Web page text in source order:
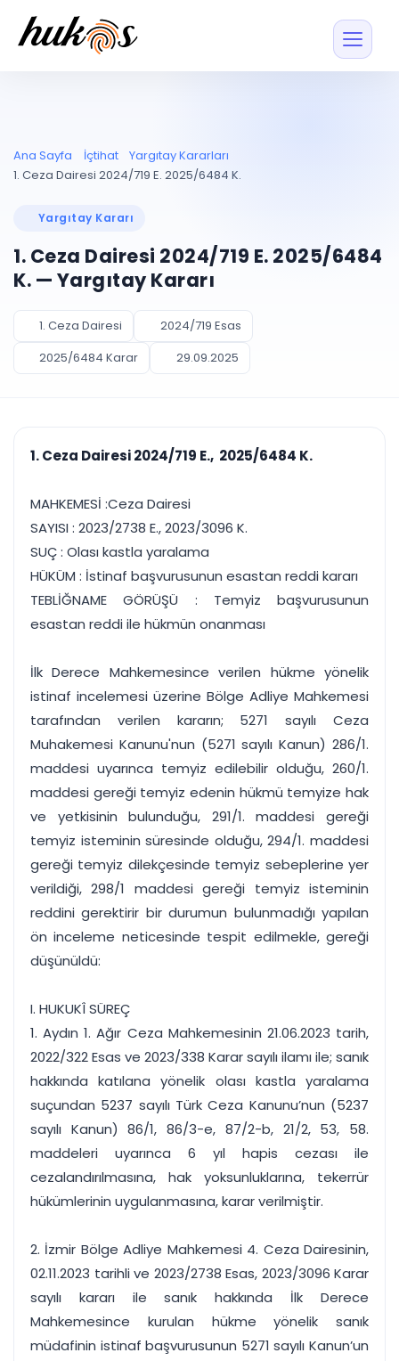
Entegrasyonu
UYAP ile otomatik
UYAP Evrak
Entegrasyonu
UETS Entegrasyonu
Tebligatları anında
görün
Kişiler ve
Müvekkil ve taraf
PLANLAMA & TAKİP
Pano ve Takip
Duruşma ve görev
takvimi
Bildirim
takibi
Tek panelde uçtan uca yönetim
UYAP & UETS entegrasyonundan finansa, hepsi bir arada.
Tüm özellikleri inceleyin Ücretsiz Başlayın
Blog
Ücretsiz Başlayın
Ana Sayfa İçtihat
Yargıtay Kararları
1. Ceza Dairesi 2024/719 E. 2025/6484 K.
Yargıtay Kararı
1. Ceza Dairesi 2024/719 E. 2025/6484
K. — Yargıtay Kararı
1. Ceza Dairesi
2024/719 Esas
2025/6484 Karar
29.09.2025
1. Ceza Dairesi 2024/719 E., 2025/6484 K.
MAHKEMESİ :Ceza Dairesi
SAYISI : 2023/2738 E., 2023/3096 K.
SUÇ : Olası kastla yaralama
HÜKÜM : İstinaf başvurusunun esastan reddi kararı
TEBLİĞNAME GÖRÜŞÜ : Temyiz başvurusunun
esastan reddi ile hükmün onanması
İlk Derece Mahkemesince verilen hükme yönelik
istinaf incelemesi üzerine Bölge Adliye Mahkemesi
tarafından verilen kararın; 5271 sayılı Ceza
Muhakemesi Kanunu'nun (5271 sayılı Kanun) 286/1.
maddesi uyarınca temyiz edilebilir olduğu, 260/1.
maddesi gereği temyiz edenin hükmü temyize hak
ve yetkisinin bulunduğu, 291/1. maddesi gereği
temyiz isteminin süresinde olduğu, 294/1. maddesi
gereği temyiz dilekçesinde temyiz sebeplerine yer
verildiği, 298/1 maddesi gereği temyiz isteminin
reddini gerektirir bir durumun bulunmadığı yapılan
ön inceleme neticesinde tespit edilmekle, gereği
düşünüldü:
I. HUKUKÎ SÜREÇ
1. Aydın 1. Ağır Ceza Mahkemesinin 21.06.2023 tarih,
2022/322 Esas ve 2023/338 Karar sayılı ilamı ile; sanık
hakkında katılana yönelik olası kastla yaralama
suçundan 5237 sayılı Türk Ceza Kanunu’nun (5237
sayılı Kanun) 86/1, 86/3-e, 87/2-b, 21/2, 53, 58.
maddeleri uyarınca 6 yıl hapis cezası ile
cezalandırılmasına, hak yoksunluklarına, tekerrür
hükümlerinin uygulanmasına, karar verilmiştir.
2. İzmir Bölge Adliye Mahkemesi 4. Ceza Dairesinin,
02.11.2023 tarihli ve 2023/2738 Esas, 2023/3096 Karar
sayılı kararı ile sanık hakkında İlk Derece
Mahkemesince kurulan hükme yönelik sanık
müdafinin istinaf başvurusunun 5271 sayılı Kanun’un